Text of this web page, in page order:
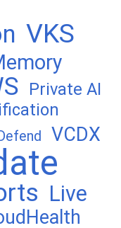
VKS
Private AI
VCDX
Live